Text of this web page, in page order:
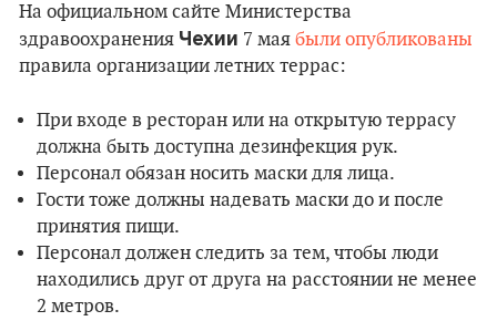
На официальном сайте Министерства
здравоохранения Чехии 7 мая были опубликованы
правила организации летних террас:
При входе в ресторан или на открытую террасу
должна быть доступна дезинфекция рук.
Персонал обязан носить маски для лица.
Гости тоже должны надевать маски до и после
принятия пищи.
Персонал должен следить за тем, чтобы люди
находились друг от друга на расстоянии не менее
2 метров.